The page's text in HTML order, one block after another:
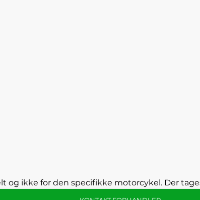
og ikke for den specifikke motorcykel. Der